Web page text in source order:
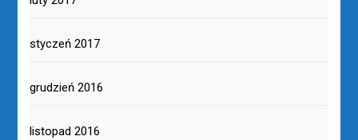
styczeń 2017
grudzień 2016
listopad 2016